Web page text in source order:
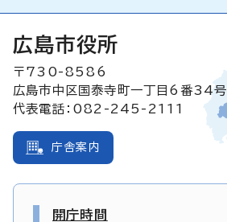
広島市役所
〒730-8586
広島市中区国泰寺町一丁目6番34号
代表電話：082-245-2111
庁舎案内
開庁時間